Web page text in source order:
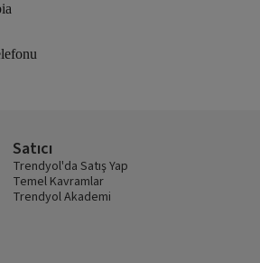
Satıcı
Trendyol'da Satış Yap
Temel Kavramlar
Trendyol Akademi